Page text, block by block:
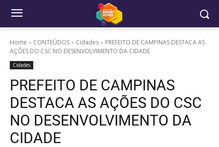
Home CONTEÚDOS Cidades
PREFEITO DE CAMPINAS DESTACA AS
AÇÕES DO CSC NO DESENVOLVIMENTO DA CIDADE
Cidades
PREFEITO DE CAMPINAS
DESTACA AS AÇÕES DO CSC
NO DESENVOLVIMENTO DA
CIDADE